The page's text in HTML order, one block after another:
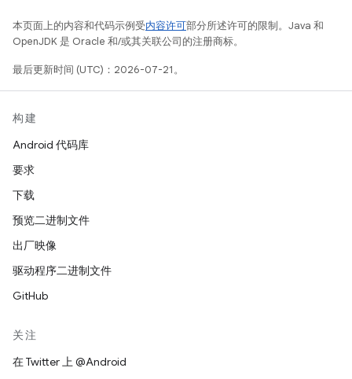
本页面上的内容和代码示例受内容许可部分所述许可的限制。Java 和
OpenJDK 是 Oracle 和/或其关联公司的注册商标。
最后更新时间 (UTC)：2026-07-21。
构建
Android 代码库
要求
下载
预览二进制文件
出厂映像
驱动程序二进制文件
GitHub
关注
在 Twitter 上 @Android